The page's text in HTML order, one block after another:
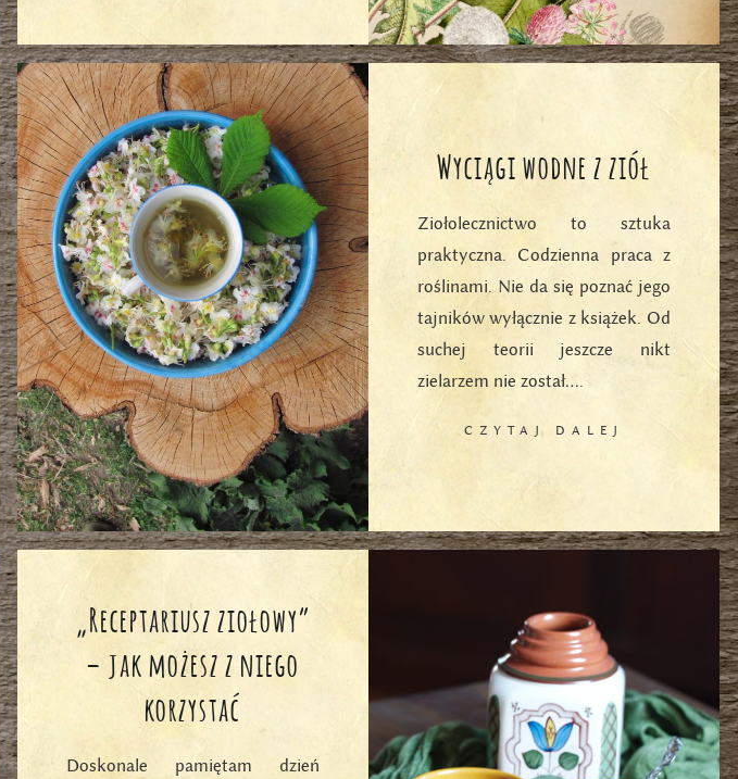
Wyciągi wodne z ziół
Ziołolecznictwo to sztuka
praktyczna. Codzienna praca z
roślinami. Nie da się poznać jego
tajników wyłącznie z książek. Od
suchej teorii jeszcze nikt
zielarzem nie został….
CZYTAJ DALEJ
„Receptariusz ziołowy”
– jak możesz z niego
korzystać
Doskonale pamiętam dzień